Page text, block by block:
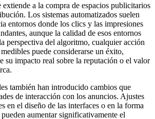
extiende a la compra de espacios publicitarios
Los sistemas automatizados suelen
entornos donde los clics y las impresiones
aunque la calidad de esos entornos
perspectiva del algoritmo, cualquier acción
puede considerarse un éxito,
su impacto real sobre la reputación o el valor
también han introducido cambios que
de interacción con los anuncios. Ajustes
en el diseño de las interfaces o en la forma
aumentar significativamente el